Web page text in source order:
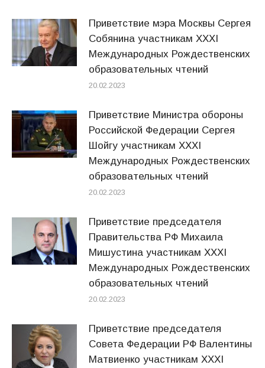
Приветствие мэра Москвы Сергея
Собянина участникам XXХI
Международных Рождественских
образовательных чтений
20.02.2023
Приветствие Министра обороны
Российской Федерации Сергея
Шойгу участникам XXXI
Международных Рождественских
образовательных чтений
20.02.2023
Приветствие председателя
Правительства РФ Михаила
Мишустина участникам XXXI
Международных Рождественских
образовательных чтений
20.02.2023
Приветствие председателя
Совета Федерации РФ Валентины
Матвиенко участникам XXXI